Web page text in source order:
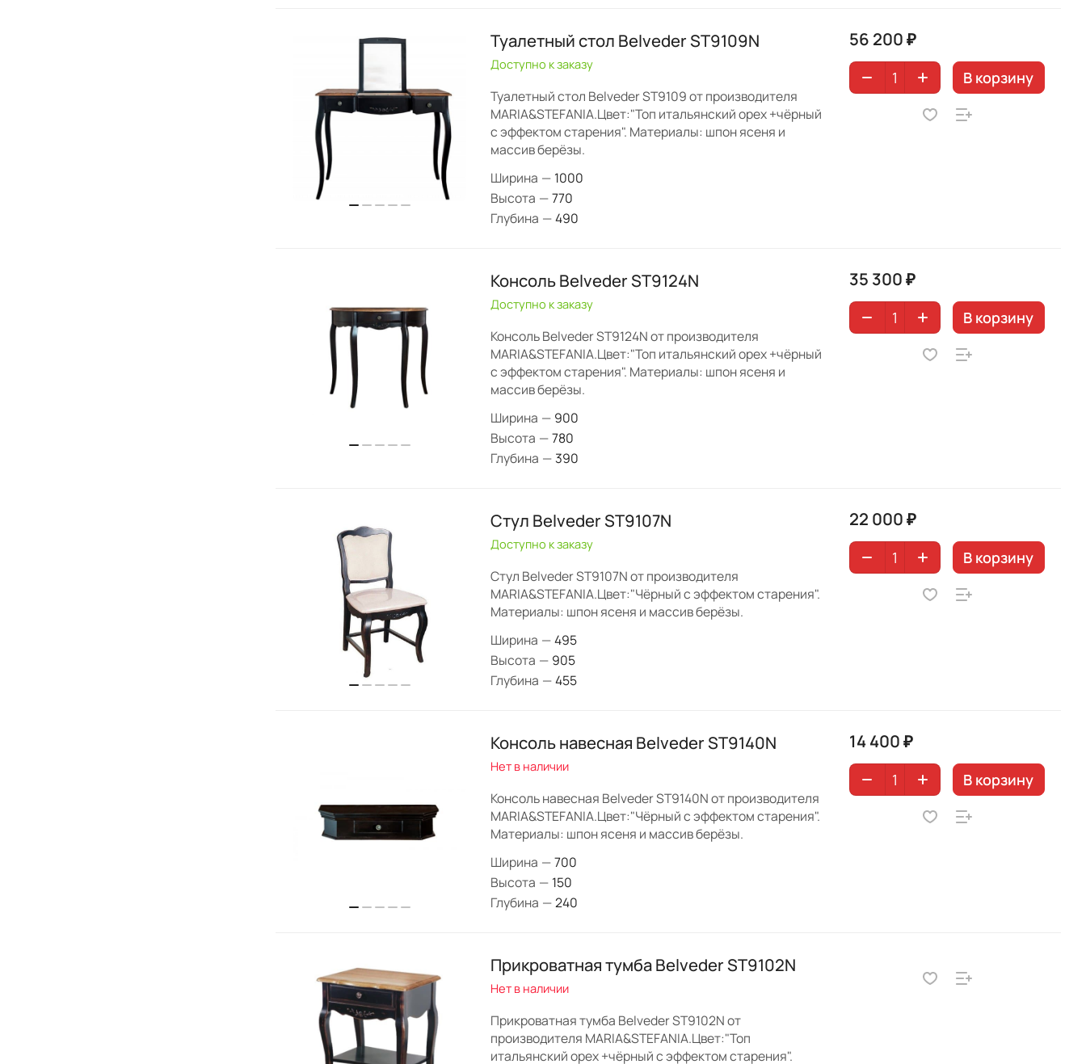
Туалетный стол Belveder ST9109N
Доступно к заказу
Туалетный стол Belveder ST9109 от производителя
MARIA&STEFANIA.Цвет:"Топ итальянский орех +чёрный
с эффектом старения". Материалы: шпон ясеня и
массив берёзы.
Ширина — 1000
Высота —770
Глубина —490
56 200 ₽
В корзину
Консоль Belveder ST9124N
Доступно к заказу
Консоль Belveder ST9124N от производителя
MARIA&STEFANIA.Цвет:"Топ итальянский орех +чёрный
с эффектом старения". Материалы: шпон ясеня и
массив берёзы.
Ширина — 900
Высота —780
Глубина — 390
35 300 ₽
В корзину
Стул Belveder ST9107N
Доступно к заказу
Стул Belveder ST9107N от производителя
MARIA&STEFANIA.Цвет:"Чёрный с эффектом старения".
Материалы: шпон ясеня и массив берёзы.
Ширина —495
Высота — 905
Глубина —455
22 000 ₽
В корзину
Консоль навесная Belveder ST9140N
Нет в наличии
Консоль навесная Belveder ST9140N от производителя
MARIA&STEFANIA.Цвет:"Чёрный с эффектом старения".
Материалы: шпон ясеня и массив берёзы.
Ширина —700
Высота — 150
Глубина —240
14 400 ₽
В корзину
Прикроватная тумба Belveder ST9102N
Нет в наличии
Прикроватная тумба Belveder ST9102N от
производителя MARIA&STEFANIA.Цвет:"Топ
итальянский орех +чёрный с эффектом старения".